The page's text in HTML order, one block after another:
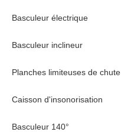
Basculeur électrique
Basculeur inclineur
Planches limiteuses de chute
Caisson d'insonorisation
Basculeur 140°